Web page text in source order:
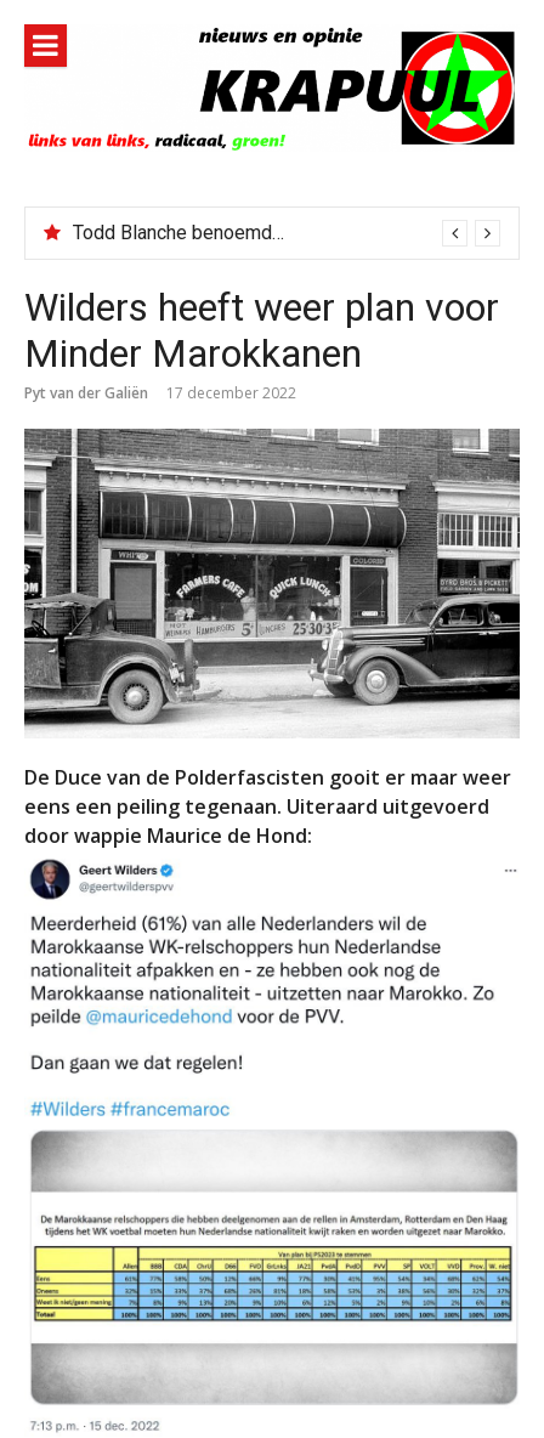
inhoud
Todd Blanche benoemd tot Attorney General
Wilders heeft weer plan voor
Minder Marokkanen
Pyt van der Galiën 17 december 2022
De Duce van de Polderfascisten gooit er maar weer
eens een peiling tegenaan. Uiteraard uitgevoerd
door wappie Maurice de Hond: